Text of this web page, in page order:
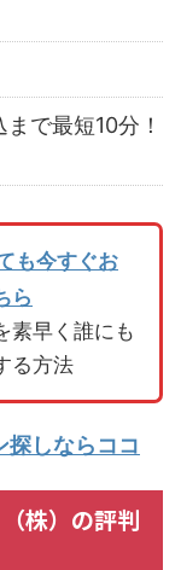
で最短10分！
も今すぐお
ら
素早く誰にも
る方法
探しならココ
株）の評判